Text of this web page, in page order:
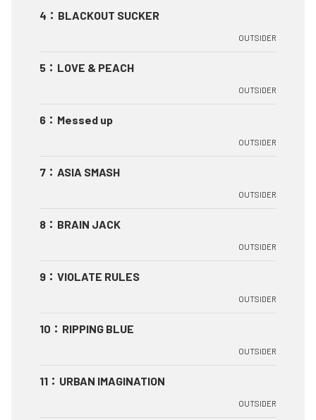
4 ： BLACKOUT SUCKER
OUTSIDER
5 ： LOVE & PEACH
OUTSIDER
6 ： Messed up
OUTSIDER
7 ： ASIA SMASH
OUTSIDER
8 ： BRAIN JACK
OUTSIDER
9 ： VIOLATE RULES
OUTSIDER
10 ： RIPPING BLUE
OUTSIDER
11 ： URBAN IMAGINATION
OUTSIDER